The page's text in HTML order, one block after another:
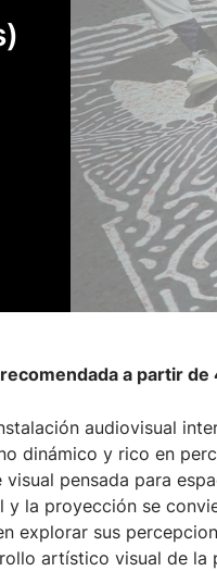
a partir de
audiovisual
dinámico y rico en
visual pensada para
y la proyección se
explorar sus
artístico visual de la